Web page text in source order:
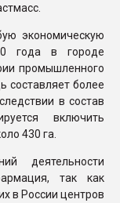
экономическую
года в городе
промышленного
составляет более
в состав
включить
430 га.
деятельности
так как
в России центров